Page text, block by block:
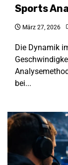
Sports
März 27, 2026
Die Dynamik
bei...